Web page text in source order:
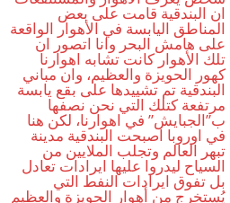
ان البندقية قامت على بعض
المناطق اليابسة في الأهوار الواقعة
على هامش البحر وانا اتصور ان
تلك الأهوار كانت تشابه اهوارنا
كهور الحويزة والعظيم، وان مباني
البندقية تم تشييدها على بقع يابسة
مرتفعة كتلك التي نحن نصفها
ب”الجبايش” في اهوارنا، لكن هنا
في اوروبا اصبحت البندقية مدينة
تبهر العالم وتجلب الملايين من
السياح ليدروا عليها ايرادات تعادل
بل تفوق ايرادات النفط التي
يُستخرج من أهوار الحويزة والعظيم